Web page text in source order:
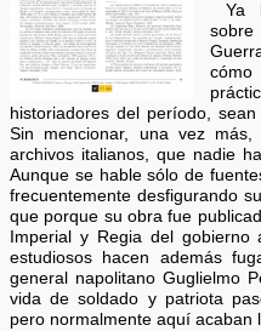
Ya
sobre
historiadores del período,
Sin mencionar, una vez
archivos italianos, que nadie
Aunque se hable sólo de
frecuentemente desfigurando
que porque su obra fue
Imperial y Regia del gobierno
estudiosos hacen además
general napolitano Guglielmo
vida de soldado y patriota
pero normalmente aquí acaban